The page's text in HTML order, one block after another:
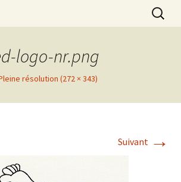
populaire à Teillé
logo-nr.png
résolution (272 × 343)
Suivant →